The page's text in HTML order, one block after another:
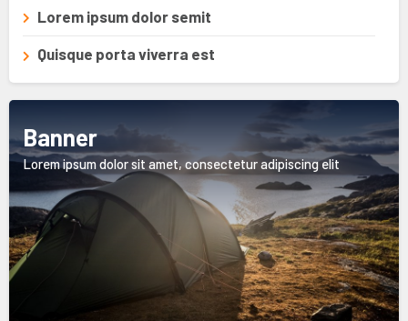
Lorem ipsum dolor semit
Quisque porta viverra est
Banner
Lorem ipsum dolor sit amet, consectetur adipiscing elit